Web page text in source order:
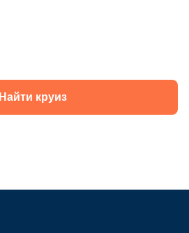
Найти круиз